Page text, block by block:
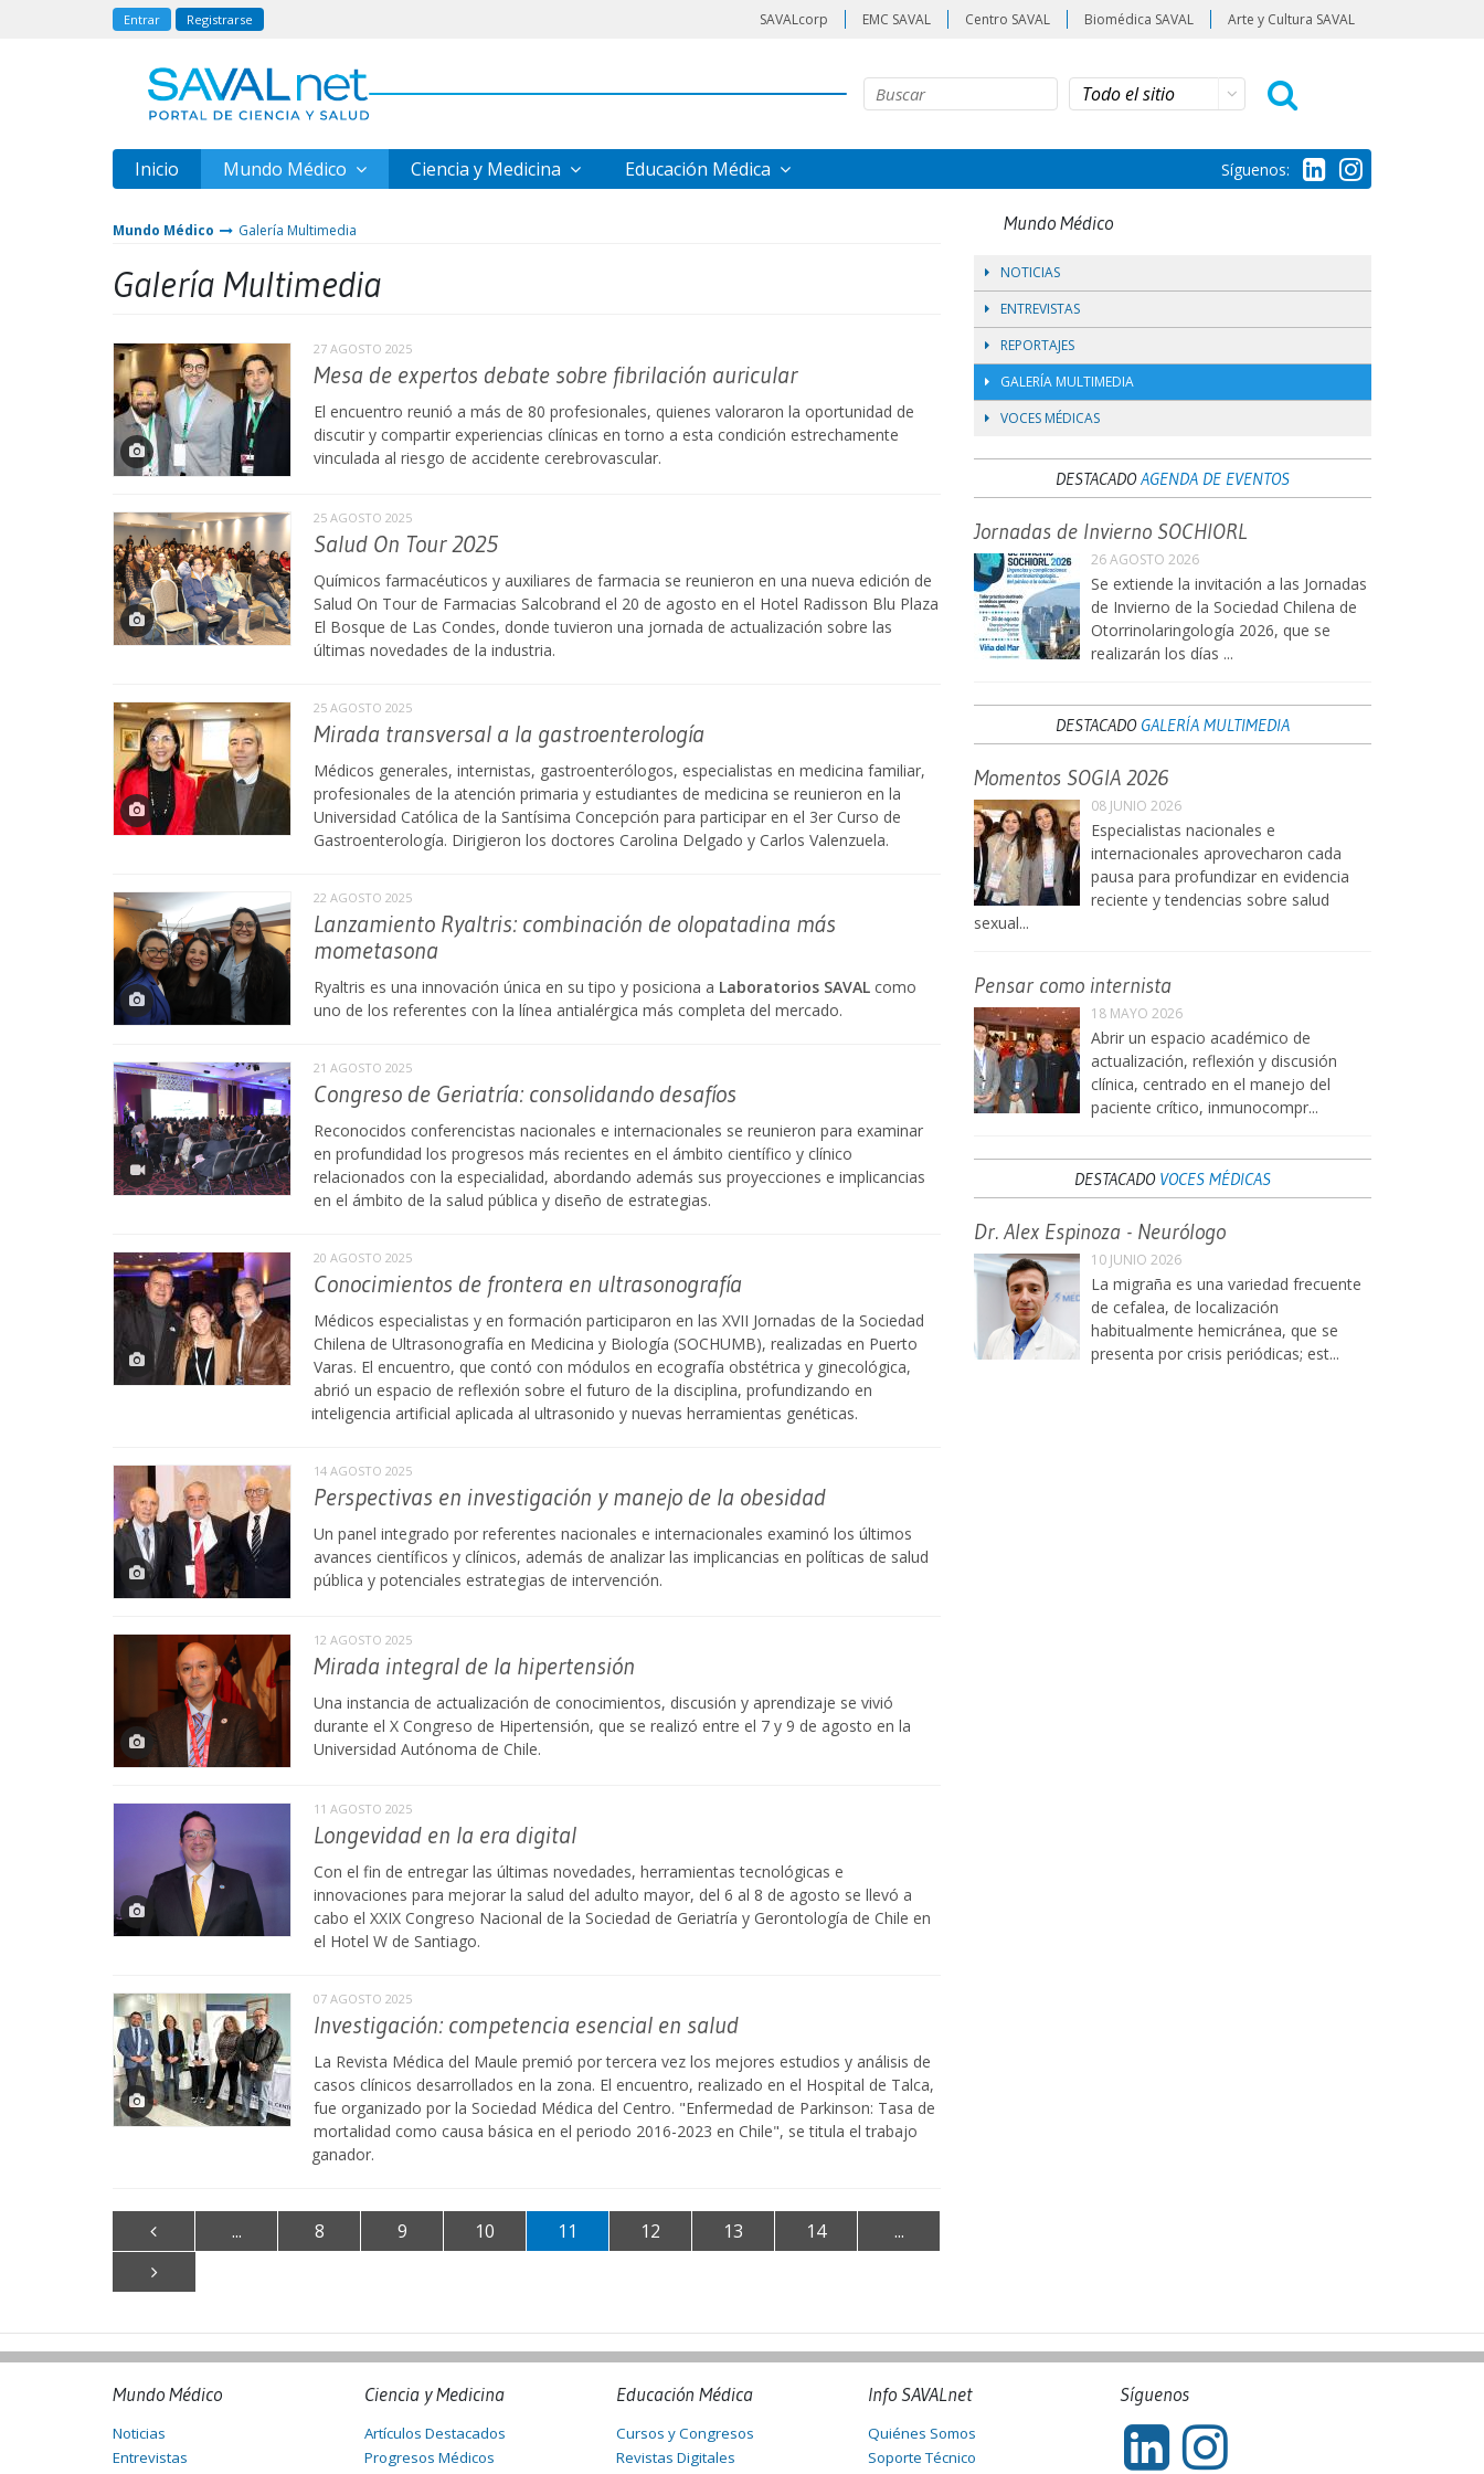
Entrar Registrarse SAVALcorp EMC SAVAL Centro SAVAL Biomédica SAVAL Arte y Cultura SAVAL
Inicio Mundo Médico Ciencia y Medicina Educación Médica Síguenos:
Mundo Médico Galería Multimedia
Galería Multimedia
27 AGOSTO 2025
Mesa de expertos debate sobre fibrilación auricular
El encuentro reunió a más de 80 profesionales, quienes valoraron la oportunidad de
discutir y compartir experiencias clínicas en torno a esta condición estrechamente
vinculada al riesgo de accidente cerebrovascular.
25 AGOSTO 2025
Salud On Tour 2025
Químicos farmacéuticos y auxiliares de farmacia se reunieron en una nueva edición de
Salud On Tour de Farmacias Salcobrand el 20 de agosto en el Hotel Radisson Blu Plaza
El Bosque de Las Condes, donde tuvieron una jornada de actualización sobre las
últimas novedades de la industria.
25 AGOSTO 2025
Mirada transversal a la gastroenterología
Médicos generales, internistas, gastroenterólogos, especialistas en medicina familiar,
profesionales de la atención primaria y estudiantes de medicina se reunieron en la
Universidad Católica de la Santísima Concepción para participar en el 3er Curso de
Gastroenterología. Dirigieron los doctores Carolina Delgado y Carlos Valenzuela.
22 AGOSTO 2025
Lanzamiento Ryaltris: combinación de olopatadina más
mometasona
Ryaltris es una innovación única en su tipo y posiciona a Laboratorios SAVAL como
uno de los referentes con la línea antialérgica más completa del mercado.
21 AGOSTO 2025
Congreso de Geriatría: consolidando desafíos
Reconocidos conferencistas nacionales e internacionales se reunieron para examinar
en profundidad los progresos más recientes en el ámbito científico y clínico
relacionados con la especialidad, abordando además sus proyecciones e implicancias
en el ámbito de la salud pública y diseño de estrategias.
20 AGOSTO 2025
Conocimientos de frontera en ultrasonografía
Médicos especialistas y en formación participaron en las XVII Jornadas de la Sociedad
Chilena de Ultrasonografía en Medicina y Biología (SOCHUMB), realizadas en Puerto
Varas. El encuentro, que contó con módulos en ecografía obstétrica y ginecológica,
abrió un espacio de reflexión sobre el futuro de la disciplina, profundizando en
inteligencia artificial aplicada al ultrasonido y nuevas herramientas genéticas.
14 AGOSTO 2025
Perspectivas en investigación y manejo de la obesidad
Un panel integrado por referentes nacionales e internacionales examinó los últimos
avances científicos y clínicos, además de analizar las implicancias en políticas de salud
pública y potenciales estrategias de intervención.
12 AGOSTO 2025
Mirada integral de la hipertensión
Una instancia de actualización de conocimientos, discusión y aprendizaje se vivió
durante el X Congreso de Hipertensión, que se realizó entre el 7 y 9 de agosto en la
Universidad Autónoma de Chile.
11 AGOSTO 2025
Longevidad en la era digital
Con el fin de entregar las últimas novedades, herramientas tecnológicas e
innovaciones para mejorar la salud del adulto mayor, del 6 al 8 de agosto se llevó a
cabo el XXIX Congreso Nacional de la Sociedad de Geriatría y Gerontología de Chile en
el Hotel W de Santiago.
07 AGOSTO 2025
Investigación: competencia esencial en salud
La Revista Médica del Maule premió por tercera vez los mejores estudios y análisis de
casos clínicos desarrollados en la zona. El encuentro, realizado en el Hospital de Talca,
fue organizado por la Sociedad Médica del Centro. "Enfermedad de Parkinson: Tasa de
mortalidad como causa básica en el periodo 2016-2023 en Chile", se titula el trabajo
ganador.
... 8 9 10 11 12 13 14 ...
Mundo Médico
NOTICIAS
ENTREVISTAS
REPORTAJES
GALERÍA MULTIMEDIA
VOCES MÉDICAS
DESTACADOAGENDA DE EVENTOS
Jornadas de Invierno SOCHIORL
26 AGOSTO 2026
Se extiende la invitación a las Jornadas
de Invierno de la Sociedad Chilena de
Otorrinolaringología 2026, que se
realizarán los días ...
DESTACADO GALERÍA MULTIMEDIA
Momentos SOGIA 2026
08 JUNIO 2026
Especialistas nacionales e
internacionales aprovecharon cada
pausa para profundizar en evidencia
reciente y tendencias sobre salud
sexual...
Pensar como internista
18 MAYO 2026
Abrir un espacio académico de
actualización, reflexión y discusión
clínica, centrado en el manejo del
paciente crítico, inmunocompr...
DESTACADO VOCES MÉDICAS
Dr. Alex Espinoza - Neurólogo
10 JUNIO 2026
La migraña es una variedad frecuente
de cefalea, de localización
habitualmente hemicránea, que se
presenta por crisis periódicas; est...
Mundo Médico
Noticias
Entrevistas
Ciencia y Medicina
Artículos Destacados
Progresos Médicos
Educación Médica
Cursos y Congresos
Revistas Digitales
Info SAVALnet
Quiénes Somos
Soporte Técnico
Síguenos